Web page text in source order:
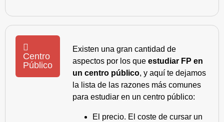
Centro
Público
Existen una gran cantidad de
aspectos por los que estudiar FP en
un centro público, y aquí te dejamos
la lista de las razones más comunes
para estudiar en un centro público:
El precio. El coste de cursar un